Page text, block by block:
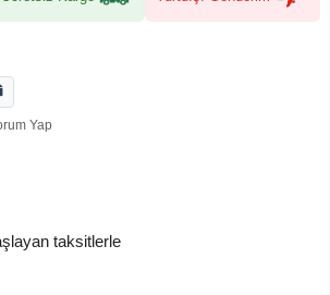
Yap
taksitlerle